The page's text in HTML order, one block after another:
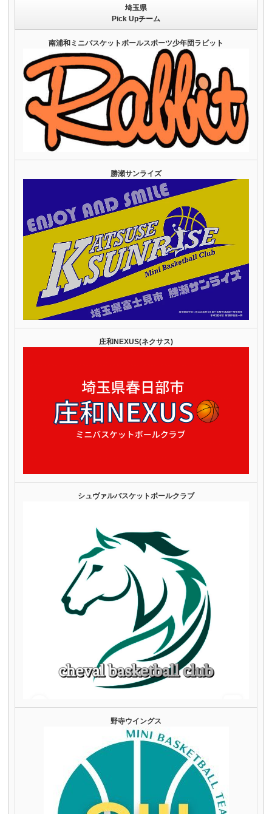
埼玉県
Pick Upチーム
南浦和ミニバスケットボールスポーツ少年団ラビット
勝瀬サンライズ
庄和NEXUS(ネクサス)
シュヴァルバスケットボールクラブ
野寺ウイングス